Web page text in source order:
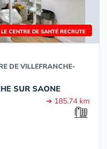
LE CENTRE DE SANTÉ RECRUTE
DE VILLEFRANCHE-
SUR SAONE
➔ 185.74 km